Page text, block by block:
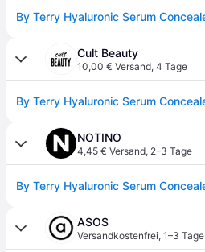
Cult Beauty
10,00 € Versand, 4 Tage
NOTINO
4,45 € Versand, 2–3 Tage
ASOS
Versandkostenfrei, 1–3 Tage